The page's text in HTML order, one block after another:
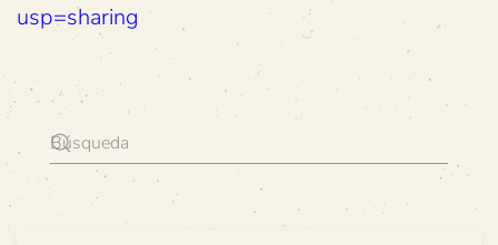
usp=sharing